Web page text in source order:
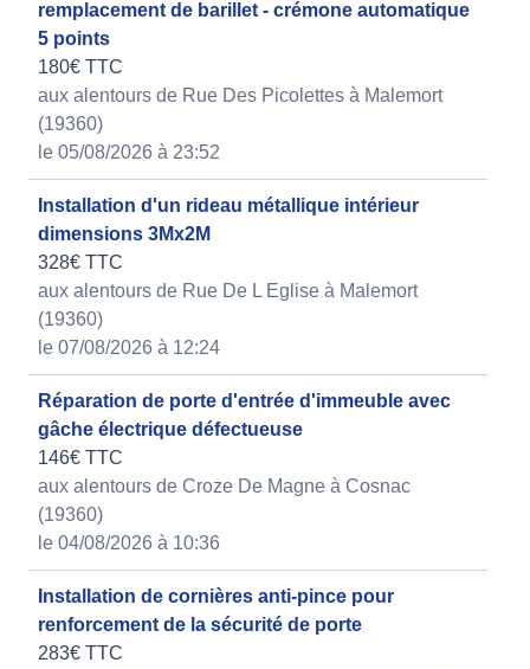
remplacement de barillet - crémone automatique
5 points
180€ TTC
aux alentours de Rue Des Picolettes à Malemort
(19360)
le 05/08/2026 à 23:52
Installation d'un rideau métallique intérieur
dimensions 3Mx2M
328€ TTC
aux alentours de Rue De L Eglise à Malemort
(19360)
le 07/08/2026 à 12:24
Réparation de porte d'entrée d'immeuble avec
gâche électrique défectueuse
146€ TTC
aux alentours de Croze De Magne à Cosnac
(19360)
le 04/08/2026 à 10:36
Installation de cornières anti-pince pour
renforcement de la sécurité de porte
283€ TTC